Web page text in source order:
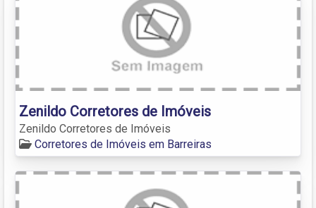
Zenildo Corretores de Imóveis
Zenildo Corretores de Imóveis
Corretores de Imóveis em Barreiras